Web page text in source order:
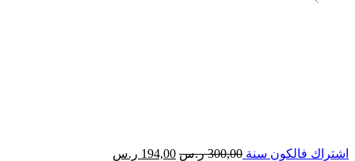
اشتراك فالكون سنة 300,00 ر.س السعر
194,00 ر.س